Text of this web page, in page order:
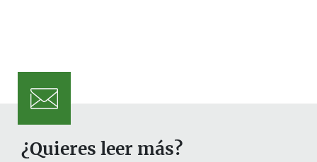
¿Quieres leer más?